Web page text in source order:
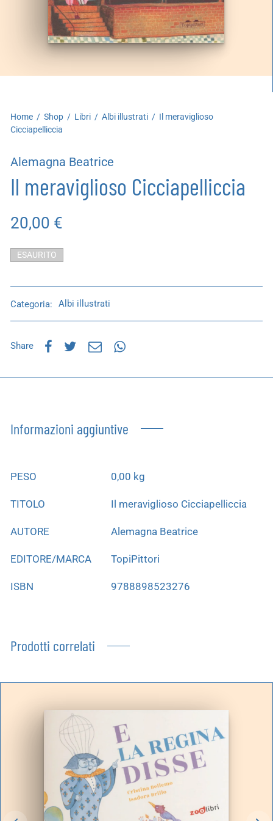
Home / Shop / Libri / Albi illustrati / Il meraviglioso
Cicciapelliccia
Alemagna Beatrice
Il meraviglioso Cicciapelliccia
20,00 €
ESAURITO
Categoria: Albi illustrati
Share
Informazioni aggiuntive
PESO 0,00 kg
TITOLO Il meraviglioso Cicciapelliccia
AUTORE Alemagna Beatrice
EDITORE/MARCA TopiPittori
ISBN 9788898523276
Prodotti correlati